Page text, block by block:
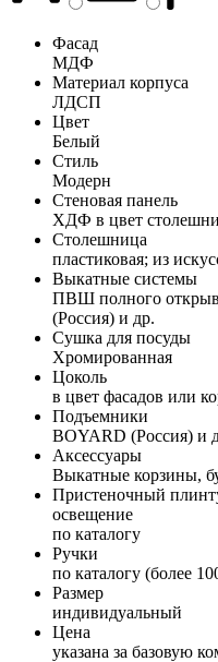
Фасад
МДФ
Материал корпуса
ЛДСП
Цвет
Белый
Стиль
Модерн
Стеновая панель
ХДФ в цвет
Столешница
пластиковая; из
Выкатные системы
ПВШ полного
(Россия) и др.
Сушка для посуды
Хромированная
Цоколь
в цвет фасадов или
Подъемники
BOYARD (Россия) и
Аксессуары
Выкатные корзины,
Пристеночный
освещение
по каталогу
Ручки
по каталогу (более
Размер
индивидуальный
Цена
указана за базовую